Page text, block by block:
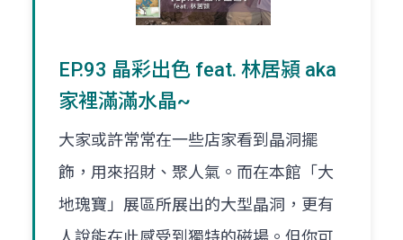
EP.93 晶彩出色 feat. 林居潁 aka
家裡滿滿水晶~
大家或許常常在一些店家看到晶洞擺
飾，用來招財、聚人氣。而在本館「大
地瑰寶」展區所展出的大型晶洞，更有